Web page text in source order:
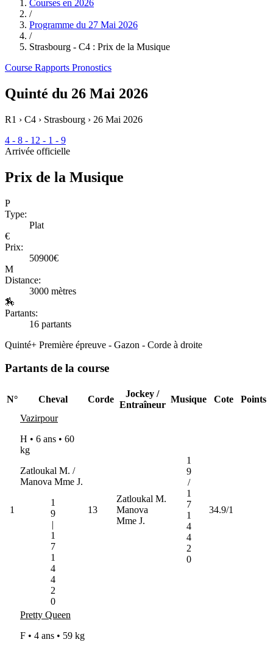
Courses en 2026
/
Programme du 27 Mai 2026
/
Strasbourg - C4 : Prix de la Musique
Course Rapports Pronostics
Quinté du 26 Mai 2026
R1 › C4 › Strasbourg › 26 Mai 2026
4 - 8 - 12 - 1 - 9
Arrivée officielle
Prix de la Musique
P
Type:
Plat
€
Prix:
50900€
M
Distance:
3000 mètres
🏇
Partants:
16 partants
Quinté+ Première épreuve - Gazon - Corde à droite
Partants de la course
N° Cheval Corde
Jockey /
Entraîneur
Musique Cote Points
1
Vazirpour
H • 6 ans • 60
kg
Zatloukal M. /
Manova Mme J.
1
9
|
1
7
1
4
4
2
0
13
Zatloukal M.
Manova
Mme J.
1
9
/
1
7
1
4
4
2
0
34.9/1
Pretty Queen
F • 4 ans • 59 kg